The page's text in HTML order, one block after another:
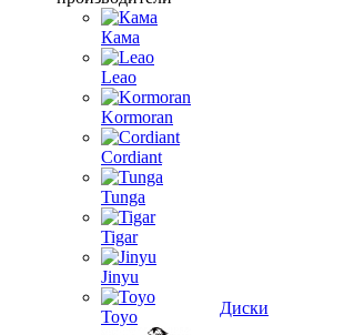
Кама
Leao
Kormoran
Cordiant
Tunga
Tigar
Jinyu
Toyo
Диски